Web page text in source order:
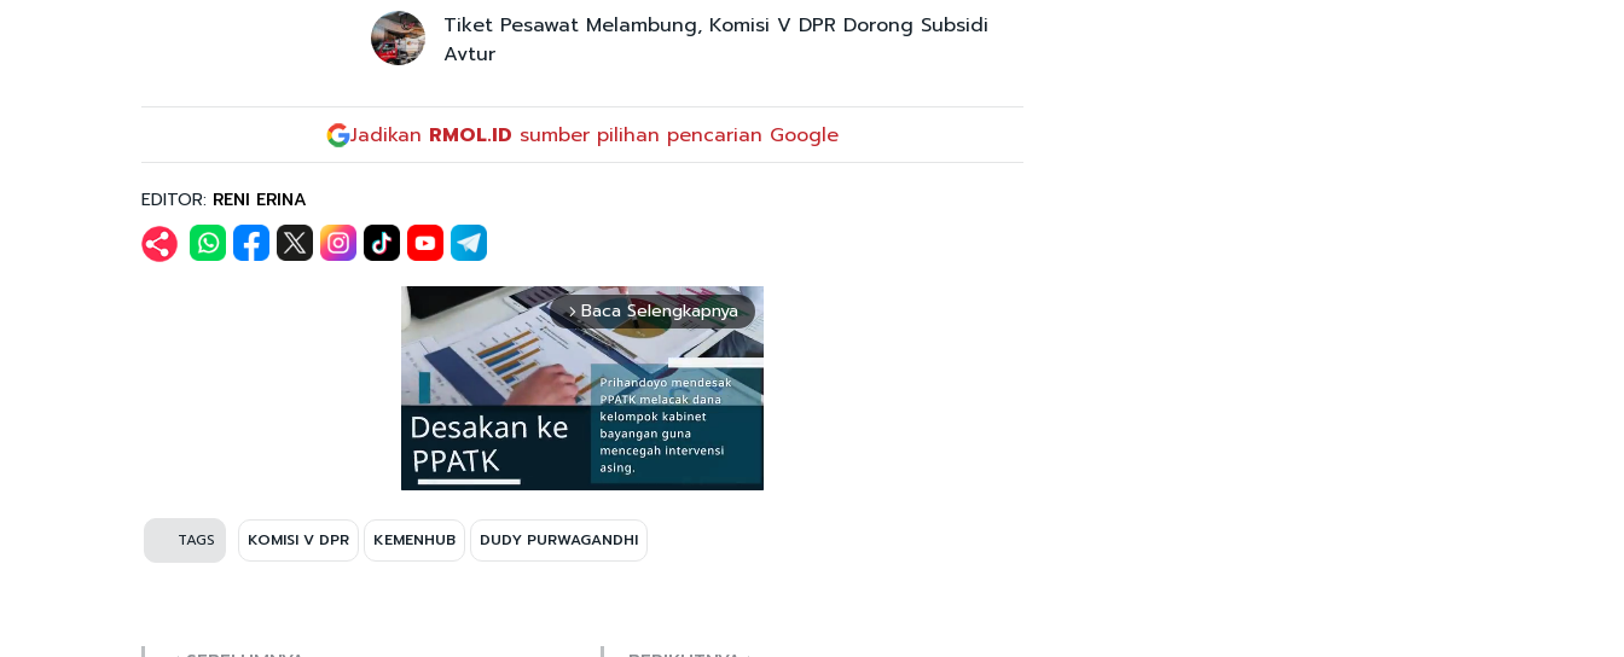
Tiket Pesawat Melambung, Komisi V DPR Dorong Subsidi
Avtur
Jadikan RMOL.ID sumber pilihan pencarian Google
EDITOR: RENI ERINA
arrow_forward_ios Baca Selengkapnya
TAGS KOMISI V DPR KEMENHUB DUDY PURWAGANDHI